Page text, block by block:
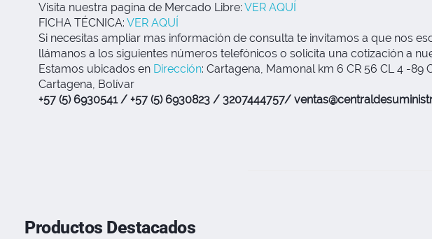
Visita nuestra pagina de Mercado Libre: VER AQUÍ
FICHA TÉCNICA: VER AQUÍ
Si necesitas ampliar mas información de consulta te invitamos a que nos
llámanos a los siguientes números telefónicos o solicita una cotización a
Estamos ubicados en Dirección: Cartagena, Mamonal km 6 CR 56 CL 4 -89
Cartagena, Bolívar
+57 (5) 6930541 / +57 (5) 6930823 / 3207444757/
Productos Destacados